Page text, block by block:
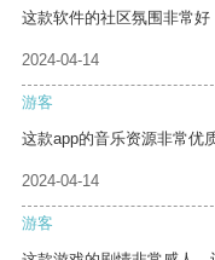
这款软件的社区氛围非常好
2024-04-14
游客
这款app的音乐资源非常优
2024-04-14
游客